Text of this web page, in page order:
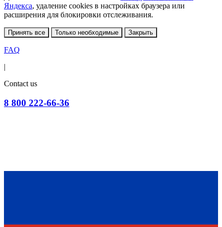
Яндекса, удаление cookies в настройках браузера или
расширения для блокировки отслеживания.
Принять все Только необходимые Закрыть
FAQ
|
Contact us
8 800 222-66-36